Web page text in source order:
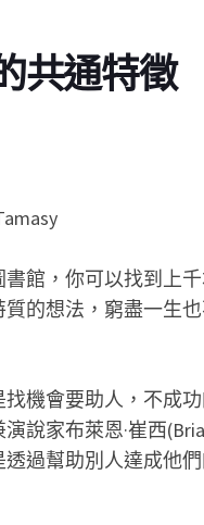
共通特徵
書館，你可以找到上
質的想法，窮盡一生
機會要助人，不成
說家布萊恩·崔西
過幫助別人達成他